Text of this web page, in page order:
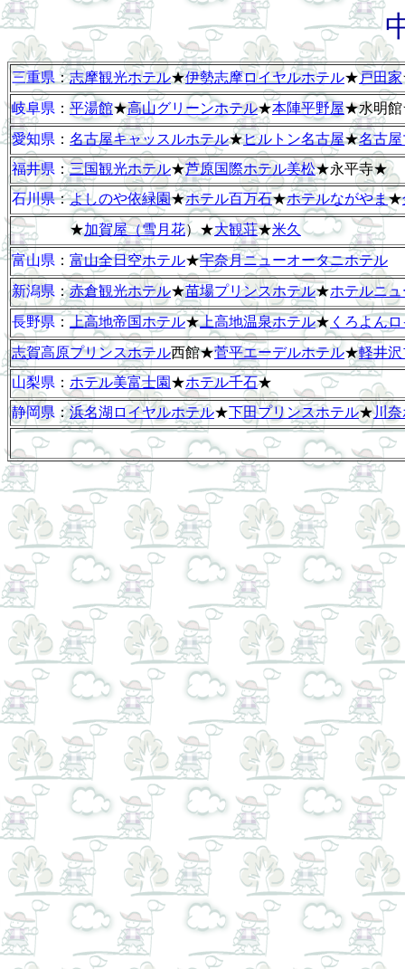
三重県 ：志摩観光ホテル★伊勢志摩ロイヤルホテル★戸田家
岐阜県 ： 平湯館★高山グリーンホテル★本陣平野屋★水明
愛知県 ： 名古屋キャッスルホテル★ヒルトン名古屋★名古
福井県 ：三国観光ホテル★芦原国際ホテル美松★永平寺★
石川県：よしのや依緑園★ホテル百万石★ホテルながやま★
★加賀屋（雪月花）★大観荘★米久
富山県 ： 富山全日空ホテル★宇奈月ニューオータニホテル
新潟県 ：赤倉観光ホテル★苗場プリンスホテル★ホテルニ
長野県 ： 上高地帝国ホテル★上高地温泉ホテル★ くろよん
志賀高原プリンスホテル西館★菅平エーデルホテル★軽井
山梨県 ： ホテル美富士園 ★ホテル千石★
静岡県 ：浜名湖ロイヤルホテル★下田プリンスホテル★川